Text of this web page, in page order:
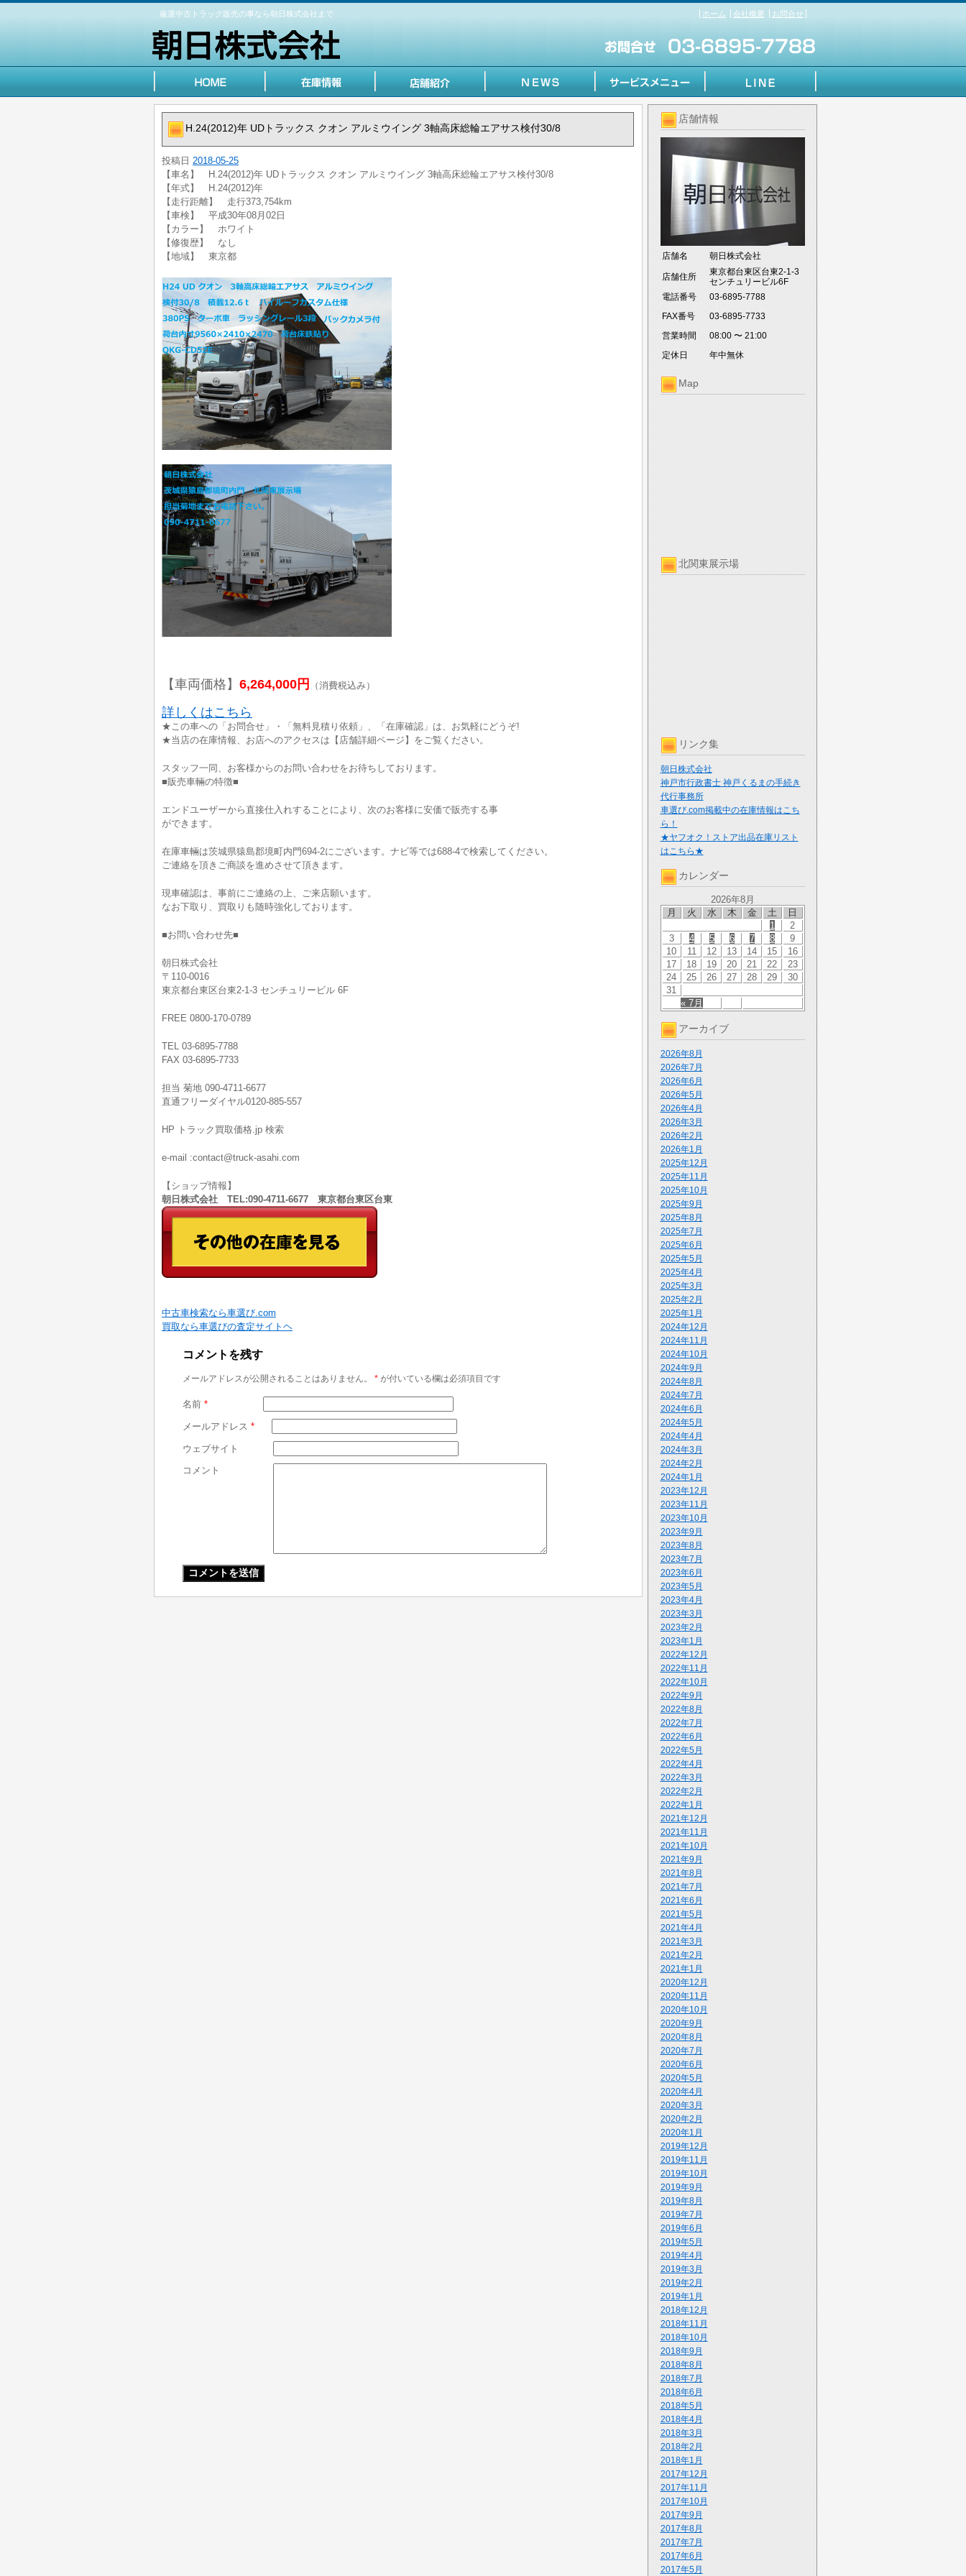
厳選中古トラック販売の事なら朝日株式会社まで ホーム 会社概要 お問合せ
店舗情報
店舗名 朝日株式会社
店舗住所
東京都台東区台東2-1-3
センチュリービル6F
電話番号
03-6895-7788
FAX番号
03-6895-7733
営業時間
08:00 〜 21:00
定休日
年中無休
Map
北関東展示場
リンク集
朝日株式会社
神戸市行政書士 神戸くるまの手続き
代行事務所
車選び.com掲載中の在庫情報はこち
ら！
★ヤフオク！ストア出品在庫リスト
はこちら★
カレンダー
2026年8月
月
火 水 木 金 土 日
« 7月
1
2
3
4 5 6 7 8
9
10
11 12 13 14 15
16
17
18 19 20 21 22
23
24
25 26 27 28 29
30
31
アーカイブ
2026年8月
2026年7月
2026年6月
2026年5月
2026年4月
2026年3月
2026年2月
2026年1月
2025年12月
2025年11月
2025年10月
2025年9月
2025年8月
2025年7月
2025年6月
2025年5月
2025年4月
2025年3月
2025年2月
2025年1月
2024年12月
2024年11月
2024年10月
2024年9月
2024年8月
2024年7月
2024年6月
2024年5月
2024年4月
2024年3月
2024年2月
2024年1月
2023年12月
2023年11月
2023年10月
2023年9月
2023年8月
2023年7月
2023年6月
2023年5月
2023年4月
2023年3月
2023年2月
2023年1月
2022年12月
2022年11月
2022年10月
2022年9月
2022年8月
2022年7月
2022年6月
2022年5月
2022年4月
2022年3月
2022年2月
2022年1月
2021年12月
2021年11月
2021年10月
2021年9月
2021年8月
2021年7月
2021年6月
2021年5月
2021年4月
2021年3月
2021年2月
2021年1月
2020年12月
2020年11月
2020年10月
2020年9月
2020年8月
2020年7月
2020年6月
2020年5月
2020年4月
2020年3月
2020年2月
2020年1月
2019年12月
2019年11月
2019年10月
2019年9月
2019年8月
2019年7月
2019年6月
2019年5月
2019年4月
2019年3月
2019年2月
2019年1月
2018年12月
2018年11月
2018年10月
2018年9月
2018年8月
2018年7月
2018年6月
2018年5月
2018年4月
2018年3月
2018年2月
2018年1月
2017年12月
2017年11月
2017年10月
2017年9月
2017年8月
2017年7月
2017年6月
2017年5月
H.24(2012)年 UDトラックス クオン アルミウイング 3軸高床総輪エアサス検付30/8
投稿日 2018-05-25
【車名】 H.24(2012)年 UDトラックス クオン アルミウイング 3軸高床総輪エアサス検付30/8
【年式】 H.24(2012)年
【走行距離】 走行373,754km
【車検】 平成30年08月02日
【カラー】 ホワイト
【修復歴】 なし
【地域】 東京都
【車両価格】 6,264,000円 （消費税込み）
詳しくはこちら
★この車への「お問合せ」・「無料見積り依頼」、「在庫確認」は、お気軽にどうぞ!
★当店の在庫情報、お店へのアクセスは【店舗詳細ページ】をご覧ください。
スタッフ一同、お客様からのお問い合わせをお待ちしております。
■販売車輛の特徴■
エンドユーザーから直接仕入れすることにより、次のお客様に安価で販売する事
ができます。
在庫車輛は茨城県猿島郡境町内門694-2にございます。ナビ等では688-4で検索してください。
ご連絡を頂きご商談を進めさせて頂きます。
現車確認は、事前にご連絡の上、ご来店願います。
なお下取り、買取りも随時強化しております。
■お問い合わせ先■
朝日株式会社
〒110-0016
東京都台東区台東2-1-3 センチュリービル 6F
FREE 0800-170-0789
TEL 03-6895-7788
FAX 03-6895-7733
担当 菊地 090-4711-6677
直通フリーダイヤル0120-885-557
HP トラック買取価格.jp 検索
e-mail :contact@truck-asahi.com
【ショップ情報】
朝日株式会社 TEL:090-4711-6677 東京都台東区台東
中古車検索なら車選び.com
買取なら車選びの査定サイトヘ
コメントを残す
メールアドレスが公開されることはありません。 * が付いている欄は必須項目です
名前 *
メールアドレス *
ウェブサイト
コメント